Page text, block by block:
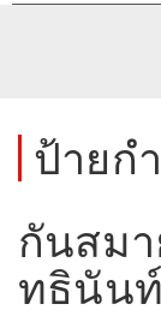
ป้ายก
กันสม
ทธินันท์